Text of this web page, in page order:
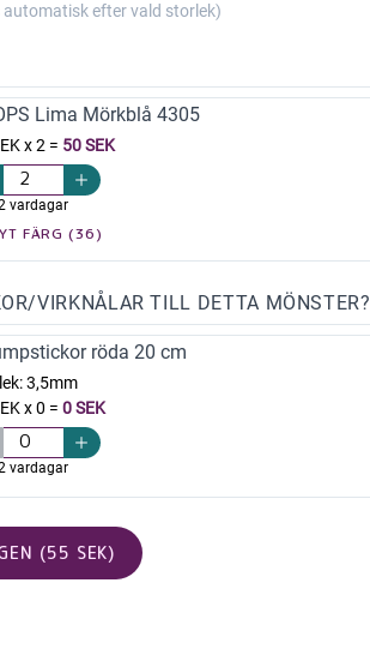
efter vald storlek)
Lima Mörkblå 4305
x 2 = 50 SEK
vardagar
FÄRG (36)
VIRKNÅLAR TILL DETTA MÖNSTER?
röda 20 cm
3,5mm
x 0 = 0 SEK
vardagar
(55 SEK)